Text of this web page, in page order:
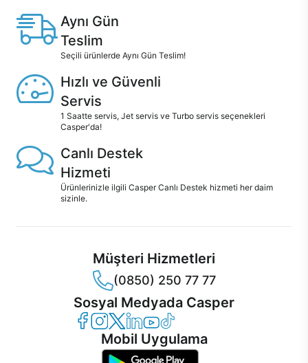
Aynı Gün
Teslim
Seçili ürünlerde Aynı Gün Teslim!
Hızlı ve Güvenli
Servis
1 Saatte servis, Jet servis ve Turbo servis seçenekleri
Casper'da!
Canlı Destek
Hizmeti
Ürünlerinizle ilgili Casper Canlı Destek hizmeti her daim
sizinle.
Müşteri Hizmetleri
(0850) 250 77 77
Sosyal Medyada Casper
Casper Facebook
Casper Instagram
Casper Twitter
Casper LinkedIn
Casper YouTube
Casper TikTok
Mobil Uygulama